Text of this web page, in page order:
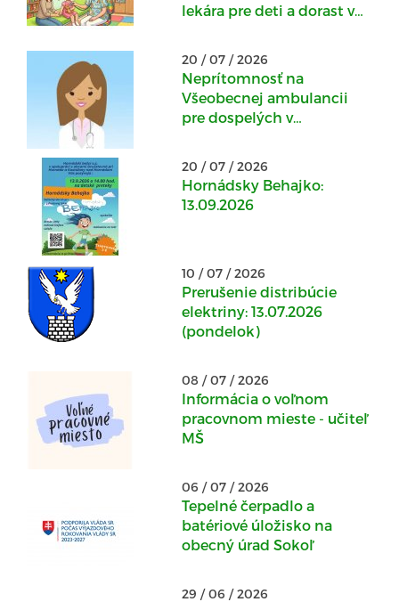
lekára pre deti a dorast v
04.08.2026
20 / 07 / 2026
Neprítomnosť na
Všeobecnej ambulancii
pre dospelých v
22.07.2026
20 / 07 / 2026
Hornádsky Behajko:
13.09.2026
10 / 07 / 2026
Prerušenie distribúcie
elektriny: 13.07.2026
(pondelok)
08 / 07 / 2026
Informácia o voľnom
pracovnom mieste - učiteľ
MŠ
06 / 07 / 2026
Tepelné čerpadlo a
batériové úložisko na
obecný úrad Sokoľ
29 / 06 / 2026